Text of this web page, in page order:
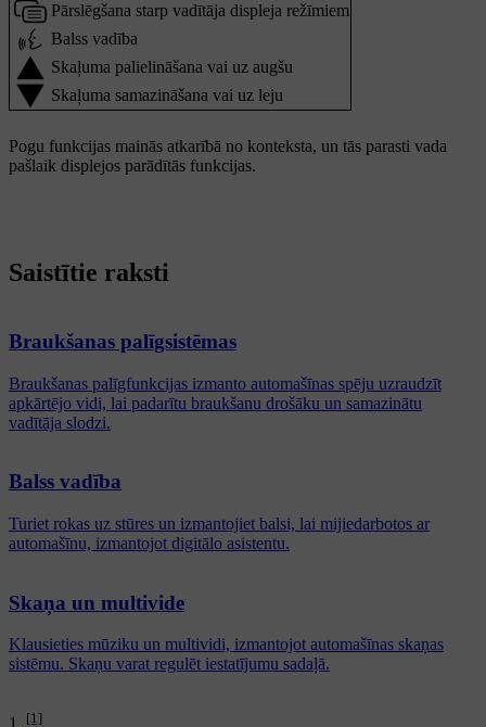
Pārslēgšana starp vadītāja displeja režīmiem
Balss vadība
Skaļuma palielināšana vai uz augšu
Skaļuma samazināšana vai uz leju
Pogu funkcijas mainās atkarībā no konteksta, un tās parasti vada
pašlaik displejos parādītās funkcijas.
[1]
Saistītie raksti
Braukšanas palīgsistēmas
Braukšanas palīgfunkcijas izmanto automašīnas spēju uzraudzīt
apkārtējo vidi, lai padarītu braukšanu drošāku un samazinātu
vadītāja slodzi.
Balss vadība
Turiet rokas uz stūres un izmantojiet balsi, lai mijiedarbotos ar
automašīnu, izmantojot digitālo asistentu.
Skaņa un multivide
Klausieties mūziku un multividi, izmantojot automašīnas skaņas
sistēmu. Skaņu varat regulēt iestatījumu sadaļā.